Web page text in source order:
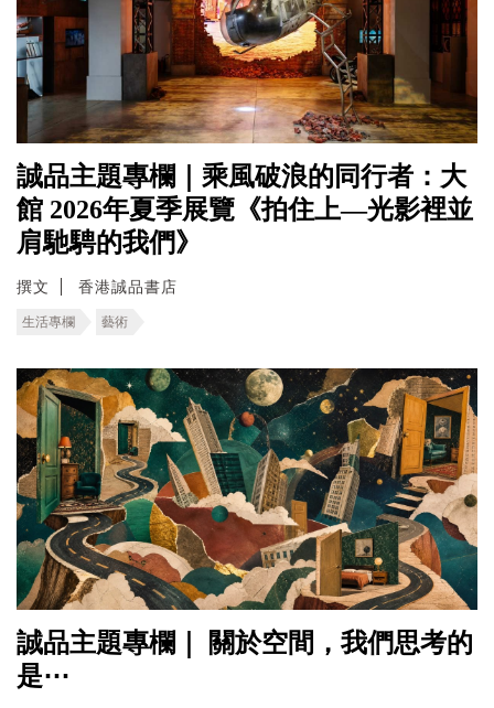
誠品主題專欄｜乘風破浪的同行者：大
館 2026年夏季展覽《拍住上—光影裡並
肩馳騁的我們》
撰文 香港誠品書店
生活專欄 藝術
誠品主題專欄｜ ​關於空間，我們思考的
是⋯